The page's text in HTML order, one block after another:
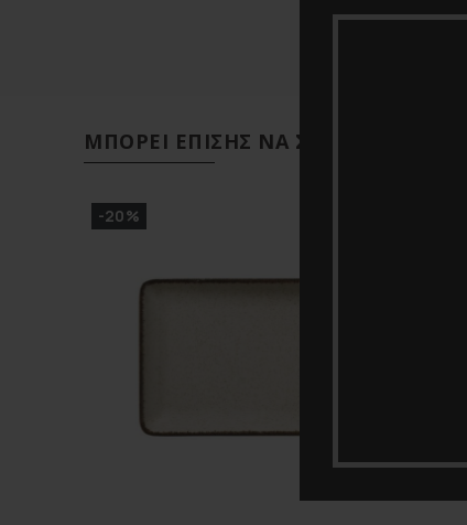
ΜΠΟΡΕΊ ΕΠΊΣΗΣ ΝΑ ΣΑΣ ΑΡΈΣΕΙ…
-20%